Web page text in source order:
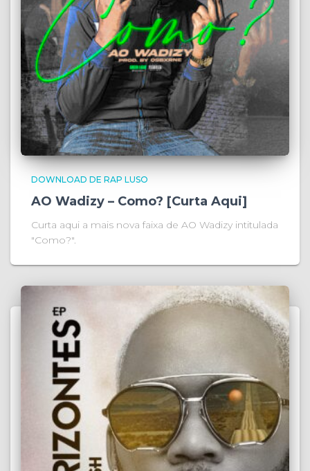
DOWNLOAD DE RAP LUSO
AO Wadizy – Como? [Curta Aqui]
Curta aqui a mais nova faixa de AO Wadizy intitulada
"Como?".